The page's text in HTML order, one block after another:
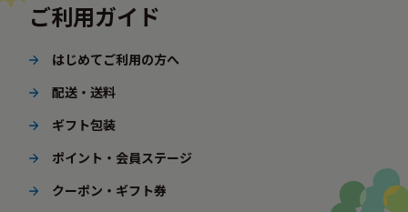
ご利用ガイド
はじめてご利用の方へ
配送・送料
ギフト包装
ポイント・会員ステージ
クーポン・ギフト券